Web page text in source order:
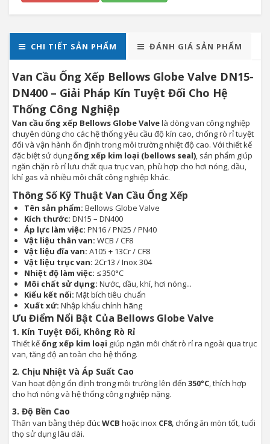
CHI TIẾT SẢN PHẨM ĐÁNH GIÁ SẢN PHẨM
Van Cầu Ống Xếp Bellows Globe Valve DN15-
DN400 – Giải Pháp Kín Tuyệt Đối Cho Hệ
Thống Công Nghiệp
Van cầu ống xếp Bellows Globe Valvelà dòng van công nghiệp
chuyên dùng cho các hệ thống yêu cầu độ kín cao, chống rò rỉ tuyệt
đối và vận hành ổn định trong môi trường nhiệt độ cao. Với thiết kế
đặc biệt sử dụngống xếp kim loại (bellows seal), sản phẩm giúp
ngăn chặn rò rỉ lưu chất qua trục van, phù hợp cho hơi nóng, dầu,
khí gas và nhiều môi chất công nghiệp khác.
Thông Số Kỹ Thuật Van Cầu Ống Xếp
Tên sản phẩm: Bellows Globe Valve
Kích thước: DN15 – DN400
Áp lực làm việc: PN16 / PN25 / PN40
Vật liệu thân van: WCB / CF8
Vật liệu đĩa van: A105 + 13Cr / CF8
Vật liệu trục van: 2Cr13 / Inox 304
Nhiệt độ làm việc: ≤ 350°C
Môi chất sử dụng: Nước, dầu, khí, hơi nóng...
Kiểu kết nối: Mặt bích tiêu chuẩn
Xuất xứ: Nhập khẩu chính hãng
Ưu Điểm Nổi Bật Của Bellows Globe Valve
1. Kín Tuyệt Đối, Không Rò Rỉ
Thiết kếống xếp kim loại giúp ngăn môi chất rò rỉ ra ngoài qua trục
van, tăng độ an toàn cho hệ thống.
2. Chịu Nhiệt Và Áp Suất Cao
Van hoạt động ổn định trong môi trường lên đến 350°C, thích hợp
cho hơi nóng và hệ thống công nghiệp nặng.
3. Độ Bền Cao
Thân van bằng thép đúcWCB hoặc inox CF8, chống ăn mòn tốt, tuổi
thọ sử dụng lâu dài.